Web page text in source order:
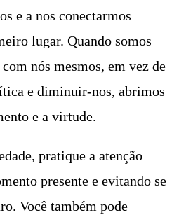
e a nos conectarmos
lugar. Quando somos
nós mesmos, em vez de
e diminuir-nos, abrimos
e a virtude.
pratique a atenção
presente e evitando se
Você também pode